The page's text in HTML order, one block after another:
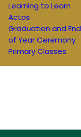
Learning to Learn
Actos
Graduation and End
of Year Ceremony
Primary Classes